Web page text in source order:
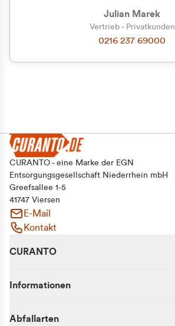
Julian Marek
Vertrieb - Privatkunden
0216 237 69000
CURANTO - eine Marke der EGN
Entsorgungsgesellschaft Niederrhein mbH
Greefsallee 1-5
41747 Viersen
E-Mail
Kontakt
CURANTO
Informationen
Abfallarten